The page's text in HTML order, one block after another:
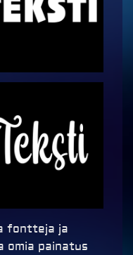
fontteja ja
omia painatus